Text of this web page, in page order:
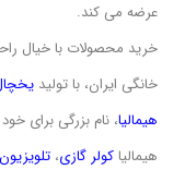
عرضه می کند.
خرید محصولات با خیال
خانگی ایران، با تولید
هیمالیا، نام بزرگی برای
هیمالیاکولر گازی، تلویزیون